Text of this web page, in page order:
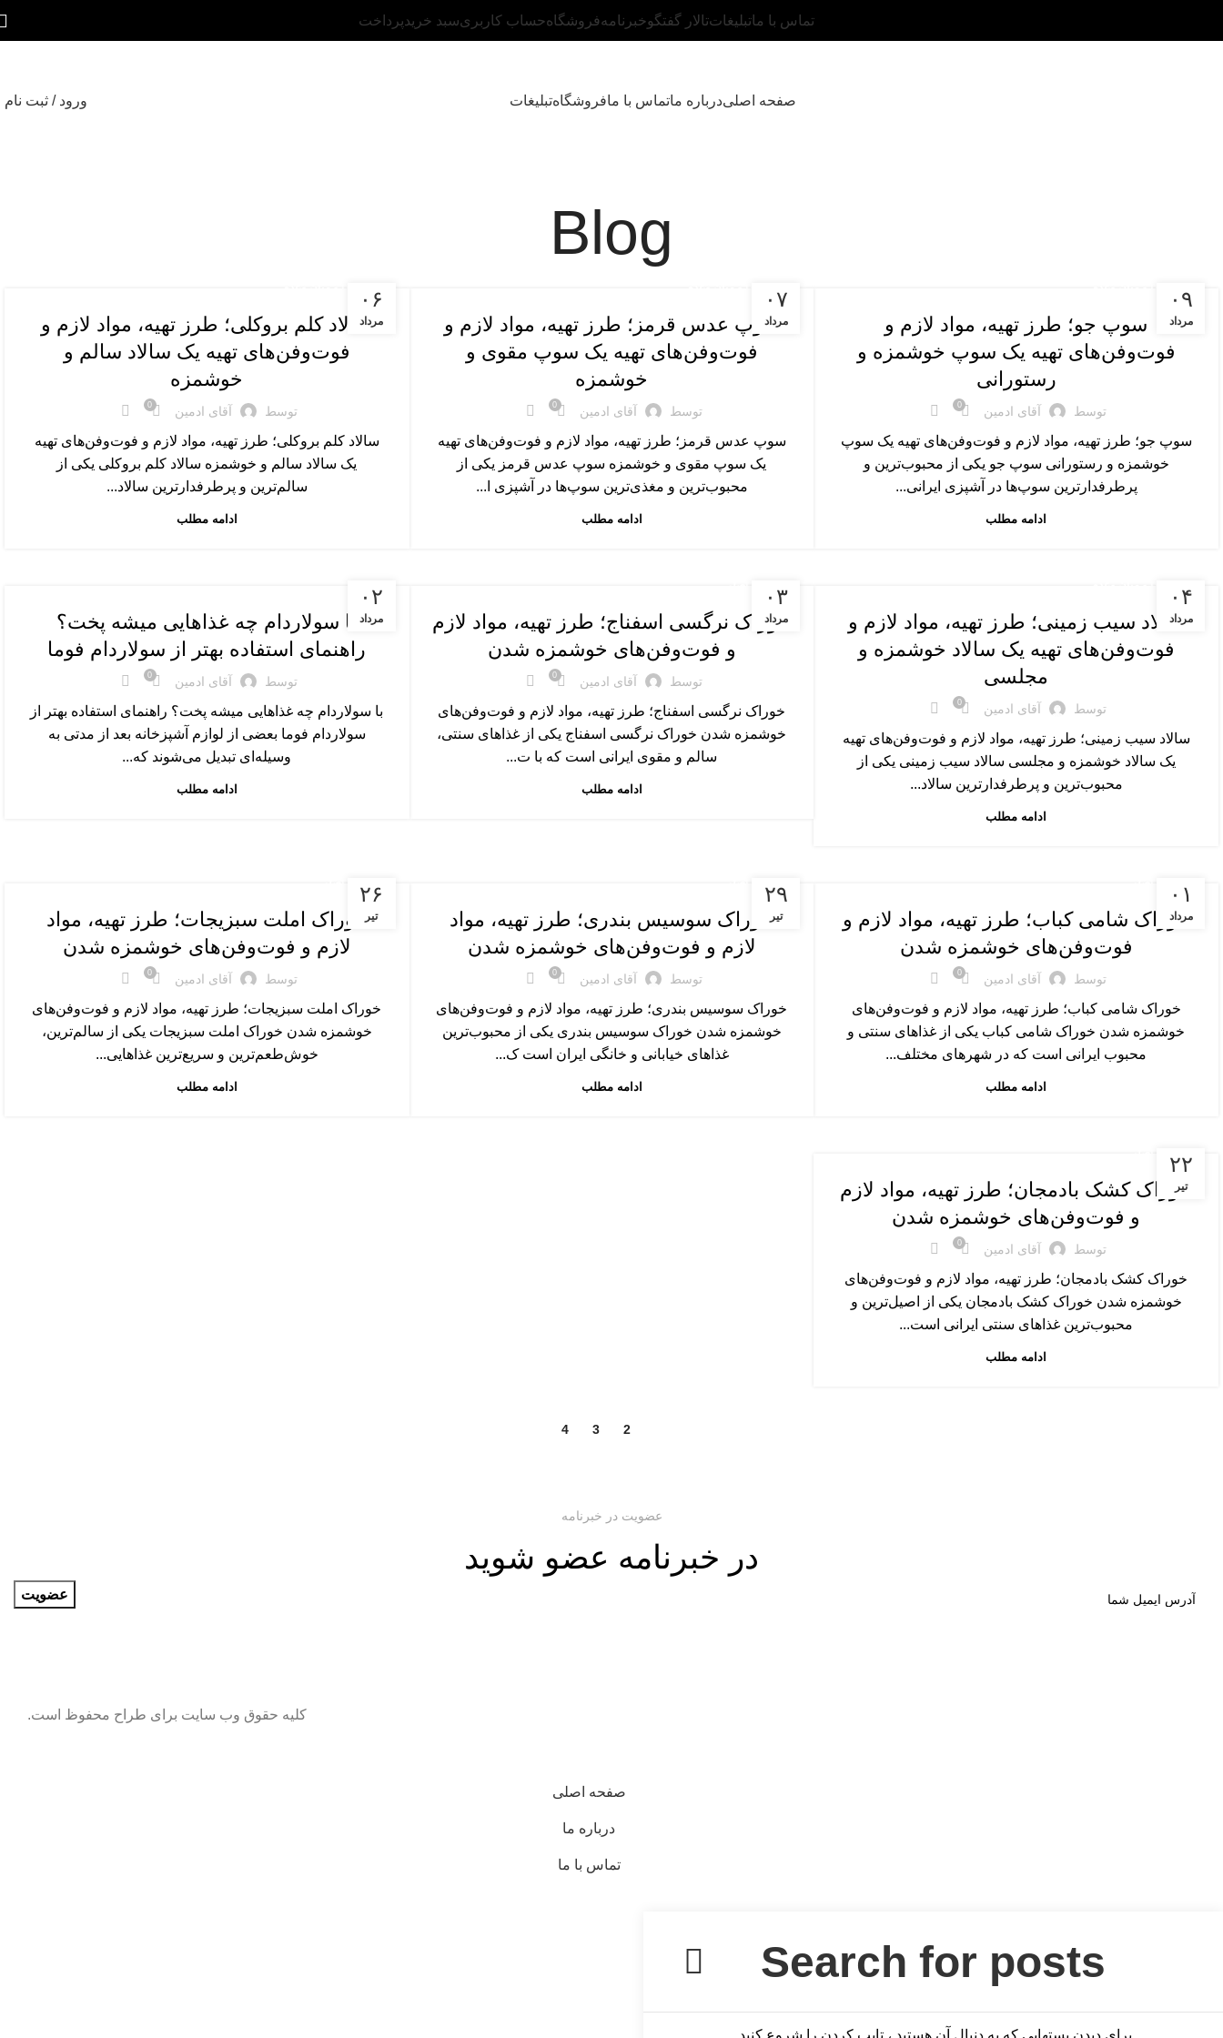
تماس با ماتبلیغاتتالار گفتگوخبرنامهفروشگاهحساب کاربریسبد خرید پرداخت
صفحه اصلیدرباره ماتماس با مافروشگاهتبلیغات ورود / ثبت نام
Blog
۰۹
مرداد
سوپ جو؛ طرز تهیه، مواد لازم و
فوت‌وفن‌های تهیه یک سوپ خوشمزه و
رستورانی
توسط آقای ادمین 0
سوپ جو؛ طرز تهیه، مواد لازم و فوت‌وفن‌های تهیه یک سوپ
خوشمزه و رستورانی سوپ جو یکی از محبوب‌ترین و
پرطرفدارترین سوپ‌ها در آشپزی ایرانی...
ادامه مطلب
۰۷
مرداد
سوپ عدس قرمز؛ طرز تهیه، مواد لازم و
فوت‌وفن‌های تهیه یک سوپ مقوی و
خوشمزه
توسط آقای ادمین 0
سوپ عدس قرمز؛ طرز تهیه، مواد لازم و فوت‌وفن‌های تهیه
یک سوپ مقوی و خوشمزه سوپ عدس قرمز یکی از
محبوب‌ترین و مغذی‌ترین سوپ‌ها در آشپزی ا...
ادامه مطلب
۰۶
مردادسالاد کلم بروکلی؛ طرز تهیه، مواد لازم و
فوت‌وفن‌های تهیه یک سالاد سالم و
خوشمزه
توسط آقای ادمین 0
سالاد کلم بروکلی؛ طرز تهیه، مواد لازم و فوت‌وفن‌های تهیه
یک سالاد سالم و خوشمزه سالاد کلم بروکلی یکی از
سالم‌ترین و پرطرفدارترین سالاد...
ادامه مطلب
۰۴
مرداد
سالاد سیب زمینی؛ طرز تهیه، مواد لازم و
فوت‌وفن‌های تهیه یک سالاد خوشمزه و
مجلسی
توسط آقای ادمین 0
سالاد سیب زمینی؛ طرز تهیه، مواد لازم و فوت‌وفن‌های تهیه
یک سالاد خوشمزه و مجلسی سالاد سیب زمینی یکی از
محبوب‌ترین و پرطرفدارترین سالاد...
ادامه مطلب
۰۳
مرداد
خوراک نرگسی اسفناج؛ طرز تهیه، مواد لازم
و فوت‌وفن‌های خوشمزه شدن
توسط آقای ادمین 0
خوراک نرگسی اسفناج؛ طرز تهیه، مواد لازم و فوت‌وفن‌های
خوشمزه شدن خوراک نرگسی اسفناج یکی از غذاهای سنتی،
سالم و مقوی ایرانی است که با ت...
ادامه مطلب
۰۲
مرداد
با سولاردام چه غذاهایی میشه پخت؟
راهنمای استفاده بهتر از سولاردام فوما
توسط آقای ادمین 0
با سولاردام چه غذاهایی میشه پخت؟ راهنمای استفاده بهتر از
سولاردام فوما بعضی از لوازم آشپزخانه بعد از مدتی به
وسیله‌ای تبدیل می‌شوند که...
ادامه مطلب
۰۱
مرداد
خوراک شامی کباب؛ طرز تهیه، مواد لازم و
فوت‌وفن‌های خوشمزه شدن
توسط آقای ادمین 0
خوراک شامی کباب؛ طرز تهیه، مواد لازم و فوت‌وفن‌های
خوشمزه شدن خوراک شامی کباب یکی از غذاهای سنتی و
محبوب ایرانی است که در شهرهای مختلف...
ادامه مطلب
۲۹
تیرخوراک سوسیس بندری؛ طرز تهیه، مواد
لازم و فوت‌وفن‌های خوشمزه شدن
توسط آقای ادمین 0
خوراک سوسیس بندری؛ طرز تهیه، مواد لازم و فوت‌وفن‌های
خوشمزه شدن خوراک سوسیس بندری یکی از محبوب‌ترین
غذاهای خیابانی و خانگی ایران است ک...
ادامه مطلب
۲۶
تیرخوراک املت سبزیجات؛ طرز تهیه، مواد
لازم و فوت‌وفن‌های خوشمزه شدن
توسط آقای ادمین 0
خوراک املت سبزیجات؛ طرز تهیه، مواد لازم و فوت‌وفن‌های
خوشمزه شدن خوراک املت سبزیجات یکی از سالم‌ترین،
خوش‌طعم‌ترین و سریع‌ترین غذاهایی...
ادامه مطلب
۲۲
تیر
خوراک کشک بادمجان؛ طرز تهیه، مواد لازم
و فوت‌وفن‌های خوشمزه شدن
توسط آقای ادمین 0
خوراک کشک بادمجان؛ طرز تهیه، مواد لازم و فوت‌وفن‌های
خوشمزه شدن خوراک کشک بادمجان یکی از اصیل‌ترین و
محبوب‌ترین غذاهای سنتی ایرانی است...
ادامه مطلب
2
3
4
عضویت در خبرنامه
در خبرنامه عضو شوید
کلیه حقوق وب سایت برای طراح محفوظ است.
برای دیدن پستهایی که به دنبال آن هستید ، تایپ کردن را شروع کنید.
صفحه اصلی
درباره ما
تماس با ما